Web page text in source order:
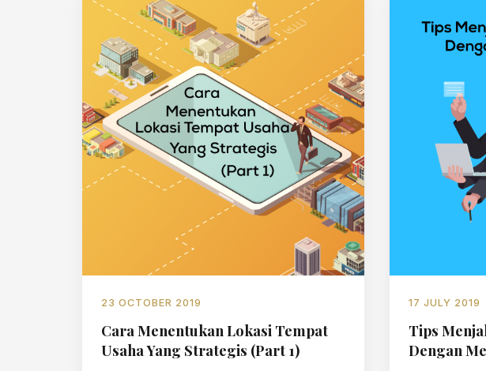
23 OCTOBER 2019
Cara Menentukan Lokasi Tempat
Usaha Yang Strategis (Part 1)
17 JULY 2019
Tips
Dengan